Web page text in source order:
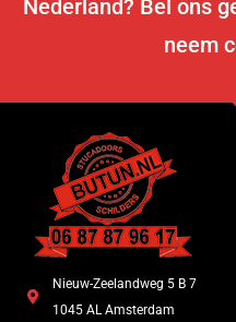
Nederland? Bel ons
neem
Nieuw-Zeelandweg 5 B 7
1045 AL Amsterdam